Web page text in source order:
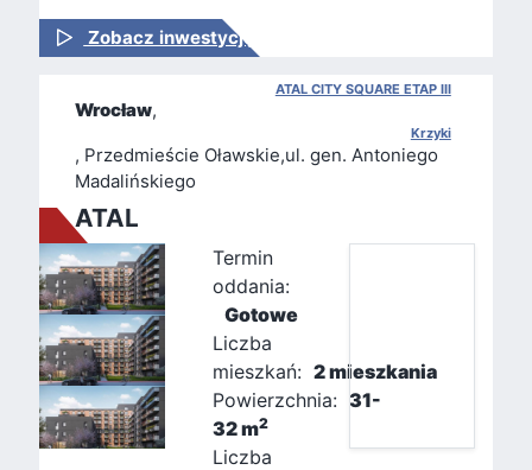
Zobacz inwestycję
ATAL CITY SQUARE ETAP III
Wrocław,
Krzyki
, Przedmieście Oławskie,ul. gen. Antoniego
Madalińskiego
ATAL
Termin
oddania:
Gotowe
Liczba
mieszkań: 2 mieszkania
Powierzchnia: 31-
32 m2
Liczba